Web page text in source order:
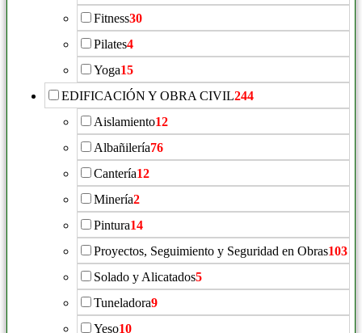
Fitness30
Pilates4
Yoga15
EDIFICACIÓN Y OBRA CIVIL244
Aislamiento12
Albañilería76
Cantería12
Minería2
Pintura14
Proyectos, Seguimiento y Seguridad en Obras103
Solado y Alicatados5
Tuneladora9
Yeso10